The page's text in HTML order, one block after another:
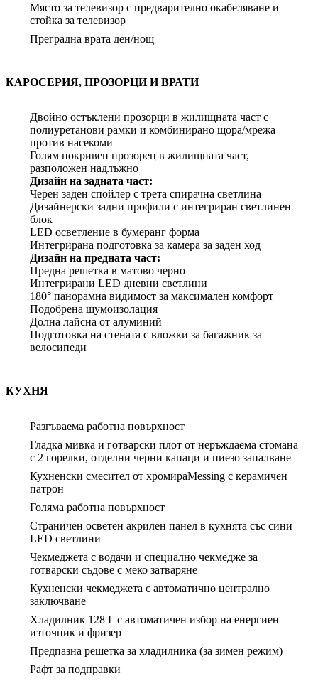
Място за телевизор с предварително окабеляване и
стойка за телевизор
Преградна врата ден/нощ
КАРОСЕРИЯ, ПРОЗОРЦИ И ВРАТИ
Двойно остъклени прозорци в жилищната част с
полиуретанови рамки и комбинирано щора/мрежа
против насекоми
Голям покривен прозорец в жилищната част,
разположен надлъжно
Дизайн на задната част:
Черен заден спойлер с трета спирачна светлина
Дизайнерски задни профили с интегриран светлинен
блок
LED осветление в бумеранг форма
Интегрирана подготовка за камера за заден ход
Дизайн на предната част:
Предна решетка в матово черно
Интегрирани LED дневни светлини
180° панорамна видимост за максимален комфорт
Подобрена шумоизолация
Долна лайсна от алуминий
Подготовка на стената с вложки за багажник за
велосипеди
КУХНЯ
Разгъваема работна повърхност
Гладка мивка и готварски плот от неръждаема стомана
с 2 горелки, отделни черни капаци и пиезо запалване
Кухненски смесител от хромираMessing с керамичен
патрон
Голяма работна повърхност
Страничен осветен акрилен панел в кухнята със сини
LED светлини
Чекмеджета с водачи и специално чекмедже за
готварски съдове с меко затваряне
Кухненски чекмеджета с автоматично централно
заключване
Хладилник 128 L с автоматичен избор на енергиен
източник и фризер
Предпазна решетка за хладилника (за зимен режим)
Рафт за подправки